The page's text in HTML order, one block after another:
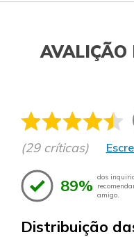
(29 críticas)
89% dos
amigo.
Distribuição